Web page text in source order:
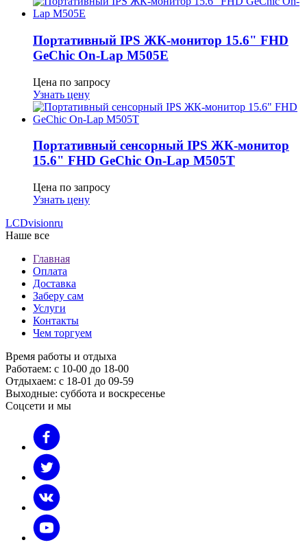
Портативный IPS ЖК-монитор 15.6" FHD
GeСhic On-Lap M505E
Цена по запросу
Узнать цену
Портативный сенсорный IPS ЖК-монитор
15.6" FHD GeСhic On-Lap M505T
Цена по запросу
Узнать цену
LCDvisionru
Наше все
Главная
Оплата
Доставка
Заберу сам
Услуги
Контакты
Чем торгуем
Время работы и отдыха
Работаем: с 10-00 до 18-00
Отдыхаем: с 18-01 до 09-59
Выходные: суббота и воскресенье
Соцсети и мы